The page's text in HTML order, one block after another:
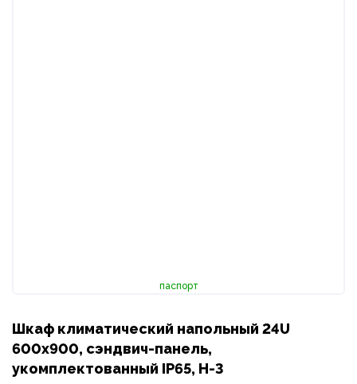
паспорт
Шкаф климатический напольный 24U
600х900, сэндвич-панель,
укомплектованный IP65, Н-3